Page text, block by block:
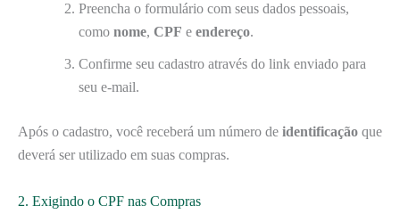
Preencha o formulário com seus dados pessoais,
como nome, CPF e endereço.
Confirme seu cadastro através do link enviado para
seu e-mail.
Após o cadastro, você receberá um número de identificação que
deverá ser utilizado em suas compras.
2. Exigindo o CPF nas Compras